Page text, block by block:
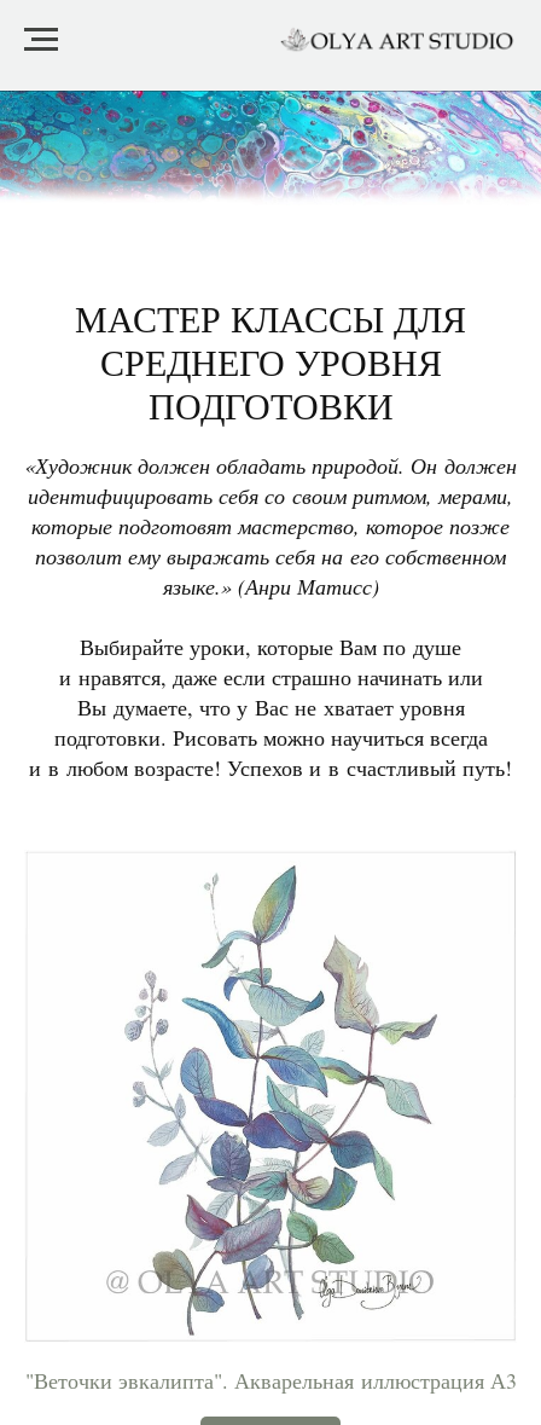
МАСТЕР КЛАССЫ ДЛЯ
СРЕДНЕГО УРОВНЯ
ПОДГОТОВКИ
«Художник должен обладать природой. Он должен
идентифицировать себя со своим ритмом, мерами,
которые подготовят мастерство, которое позже
позволит ему выражать себя на его собственном
языке.» (Анри Матисс)
Выбирайте уроки, которые Вам по душе
и нравятся, даже если страшно начинать или
Вы думаете, что у Вас не хватает уровня
подготовки. Рисовать можно научиться всегда
и в любом возрасте! Успехов и в счастливый путь!
"Веточки эвкалипта". Акварельная иллюстрация А3